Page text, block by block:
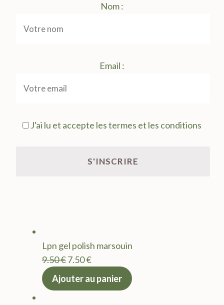
Nom :
Email :
J'ai lu et accepte les termes et les conditions
Lpn gel polish marsouin
9.50€Le
prix
7.50€Le
actuel
Ajouter au panier